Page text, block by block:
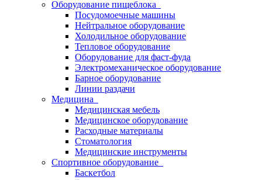
Оборудование пищеблока
Посудомоечные машины
Нейтральное оборудование
Холодильное оборудование
Тепловое оборудование
Оборудование для фаст-фуда
Электромеханическое оборудование
Барное оборудование
Линии раздачи
Медицина
Медицинская мебель
Медицинское оборудование
Расходные материалы
Стоматология
Медицинские инструменты
Спортивное оборудование
Баскетбол